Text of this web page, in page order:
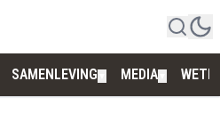
SAMENLEVING MEDIA